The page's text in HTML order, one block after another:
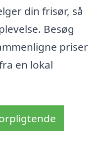
din frisør, så
Besøg
priser
en lokal